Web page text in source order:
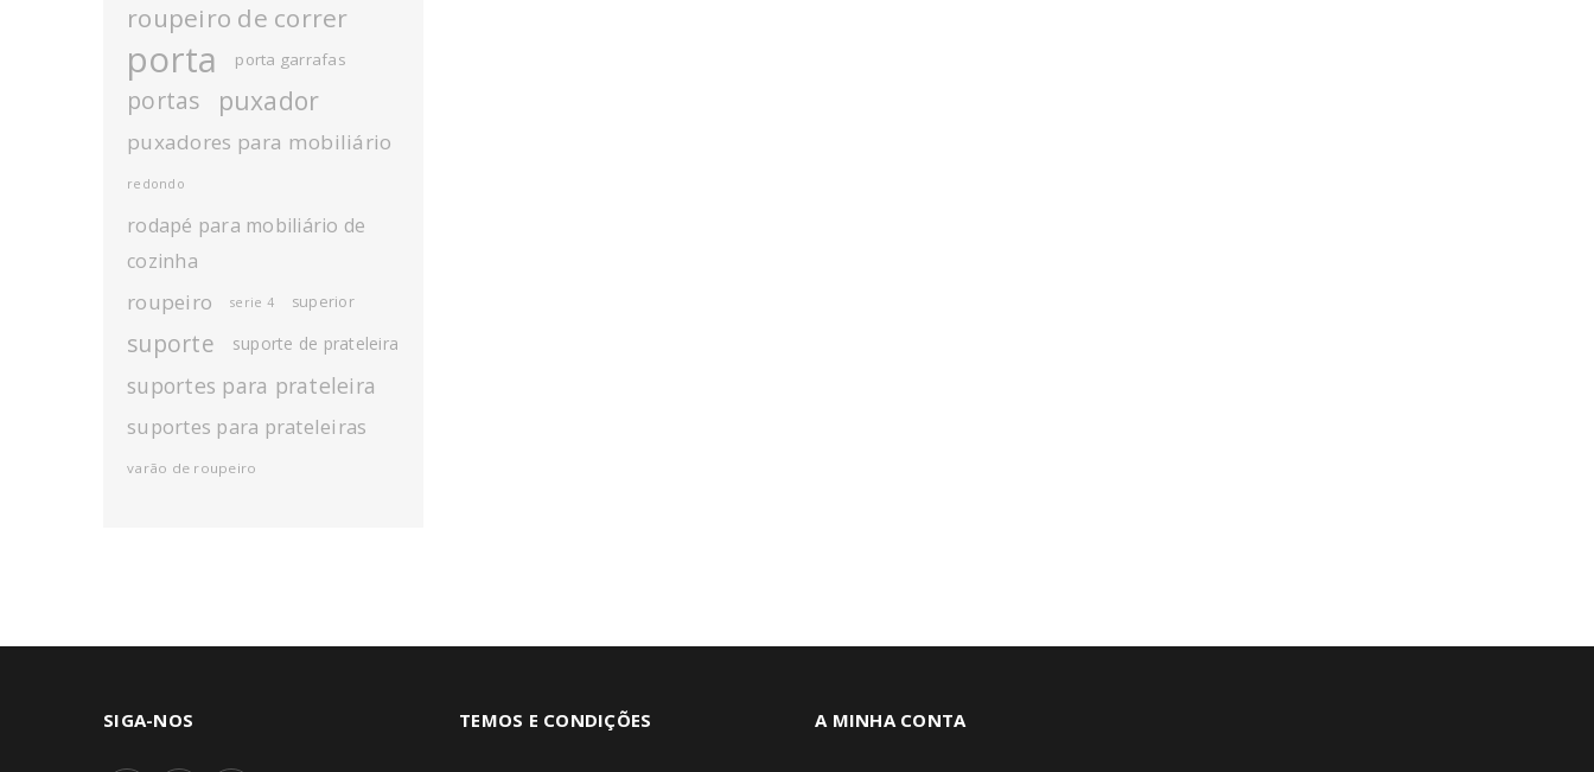
roupeiro de correr
porta porta garrafas
portas puxador
puxadores para mobiliário
redondo
rodapé para mobiliário de
cozinha
roupeiro serie 4 superior
suporte suporte de prateleira
suportes para prateleira
suportes para prateleiras
varão de roupeiro
SIGA-NOS TEMOS E CONDIÇÕES A MINHA CONTA